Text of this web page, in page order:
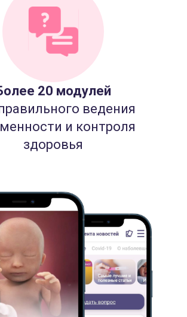
20 модулей
ведения
и контроля
здоровья